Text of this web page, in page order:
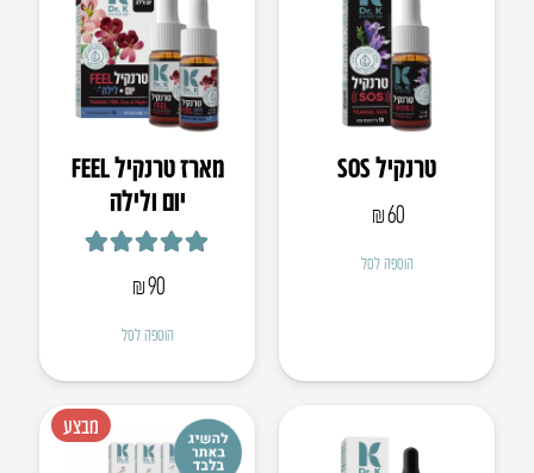
טרנקיל SOS
₪60
הוספה לסל
מארז טרנקיל FEEL
יום ולילה
₪90
הוספה לסל
מבצע